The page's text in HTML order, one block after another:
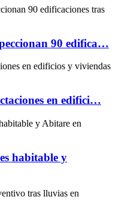
90 edifica…
en edifici…
habitable y